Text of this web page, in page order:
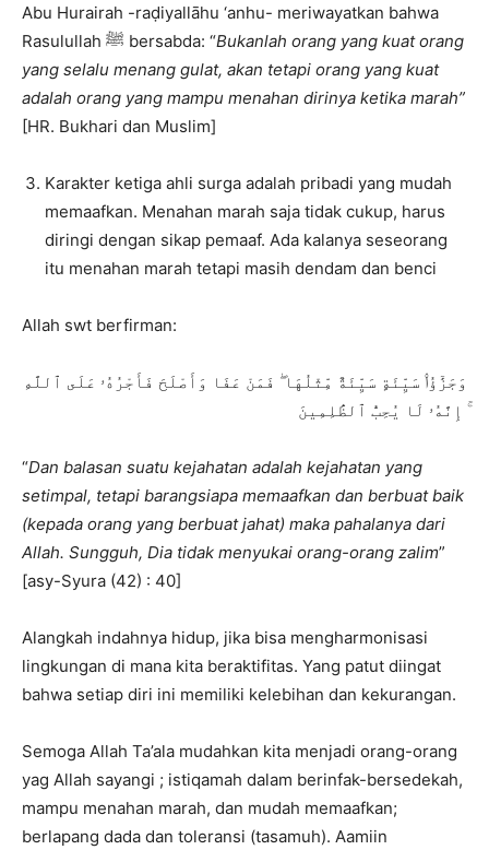
Abu Hurairah -raḍiyallāhu ‘anhu- meriwayatkan bahwa
Rasulullah ﷺ bersabda: “Bukanlah orang yang kuat orang
yang selalu menang gulat, akan tetapi orang yang kuat
adalah orang yang mampu menahan dirinya ketika marah”
[HR. Bukhari dan Muslim]
Karakter ketiga ahli surga adalah pribadi yang mudah
memaafkan. Menahan marah saja tidak cukup, harus
diringi dengan sikap pemaaf. Ada kalanya seseorang
itu menahan marah tetapi masih dendam dan benci
Allah swt berfirman:
وَجَزَٰٓؤُا۟ سَيِّئَةٍ سَيِّئَةٌ مِّثْلُهَا ۖ فَمَنْ عَفَا وَأَصْلَحَ فَأَجْرُهُۥ عَلَى ٱللَّهِ
ۚ إِنَّهُۥ لَا يُحِبُّ ٱلظَّٰلِمِينَ
“Dan balasan suatu kejahatan adalah kejahatan yang
setimpal, tetapi barangsiapa memaafkan dan berbuat baik
(kepada orang yang berbuat jahat) maka pahalanya dari
Allah. Sungguh, Dia tidak menyukai orang-orang zalim”
[asy-Syura (42) : 40]
Alangkah indahnya hidup, jika bisa mengharmonisasi
lingkungan di mana kita beraktifitas. Yang patut diingat
bahwa setiap diri ini memiliki kelebihan dan kekurangan.
Semoga Allah Ta’ala mudahkan kita menjadi orang-orang
yag Allah sayangi ; istiqamah dalam berinfak-bersedekah,
mampu menahan marah, dan mudah memaafkan;
berlapang dada dan toleransi (tasamuh). Aamiin